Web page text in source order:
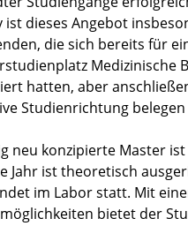
ist dieses Angebot
die sich bereits für
Medizinische
hatten, aber
Studienrichtung
neu konzipierte Master
Jahr ist theoretisch
im Labor statt. Mit
bietet der